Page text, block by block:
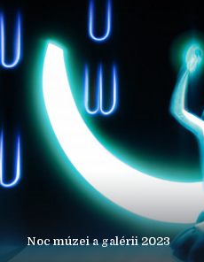
Noc múzei a galérii 2023